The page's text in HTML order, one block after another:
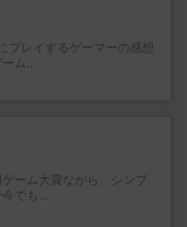
プレイするゲーマーの感想
ム...
ーム大賞ながら、シンプ
でも...